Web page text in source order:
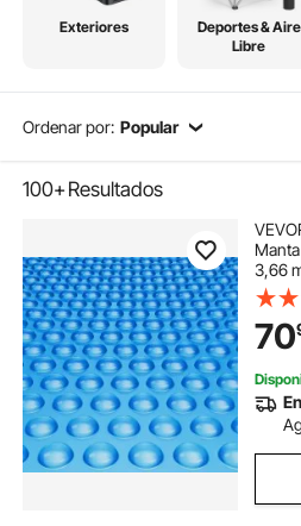
Exteriores
Deportes & Aire
Libre
Ordenar por: Popular
100+Resultados
3,66
para
Suelo
Azul
70